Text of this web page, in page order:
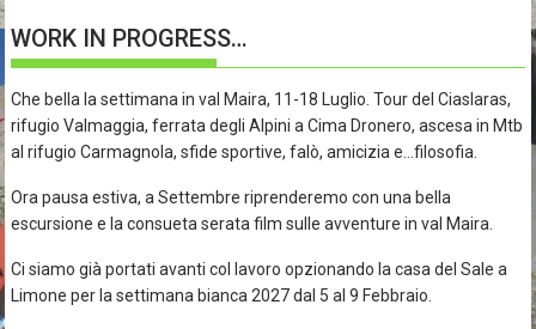
WORK IN PROGRESS…
Che bella la settimana in val Maira, 11-18 Luglio. Tour del Ciaslaras,
rifugio Valmaggia, ferrata degli Alpini a Cima Dronero, ascesa in Mtb
al rifugio Carmagnola, sfide sportive, falò, amicizia e…filosofia.
Ora pausa estiva, a Settembre riprenderemo con una bella
escursione e la consueta serata film sulle avventure in val Maira.
Ci siamo già portati avanti col lavoro opzionando la casa del Sale a
Limone per la settimana bianca 2027 dal 5 al 9 Febbraio.